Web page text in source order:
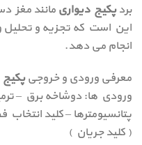
بردپکیج دیواری مانند مغز
این است که تجزیه و تحلیل
انجام می دهد.
معرفی ورودی و خروجیپکیج
پتانسيومترها – كليد
( كليد جريان )